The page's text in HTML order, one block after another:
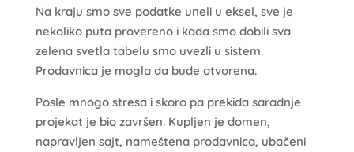
Na kraju smo sve podatke uneli u eksel, sve je
nekoliko puta provereno i kada smo dobili sva
zelena svetla tabelu smo uvezli u sistem.
Prodavnica je mogla da bude otvorena.
Posle mnogo stresa i skoro pa prekida saradnje
projekat je bio završen. Kupljen je domen,
napravljen sajt, nameštena prodavnica, ubačeni